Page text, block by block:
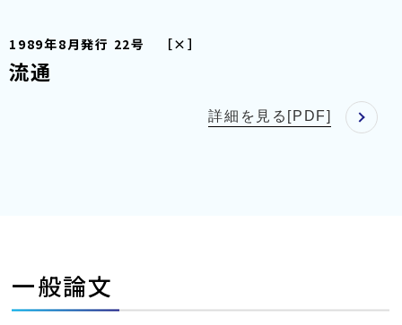
1989年8月発行 22号 ［×］
流通
詳細を見る[PDF]
一般論文